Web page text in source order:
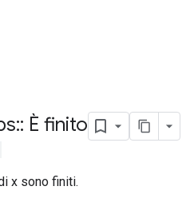
:: È finito
x sono finiti.